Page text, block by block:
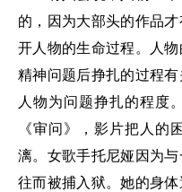
的，因为大部头的作品
开人物的生命过程。人
精神问题后挣扎的过程
人物为问题挣扎的程度
《审问》，影片把人的
漓。女歌手托尼娅因为
往而被捕入狱。她的身